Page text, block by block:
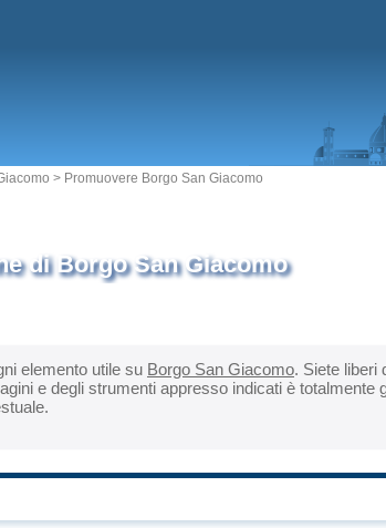
> Promuovere Borgo San Giacomo
di Borgo San Giacomo
elemento utile su Borgo San Giacomo. Siete liberi
e degli strumenti appresso indicati è totalmente